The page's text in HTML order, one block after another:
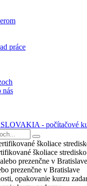
práce
nás
školiace stredisko
prezenčne v Bratislave